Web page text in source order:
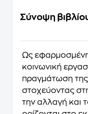
Σύνοψη
Ως εφαρμοσμένη
κοινωνική
πραγμάτωση της
στοχεύοντας
την αλλαγή και